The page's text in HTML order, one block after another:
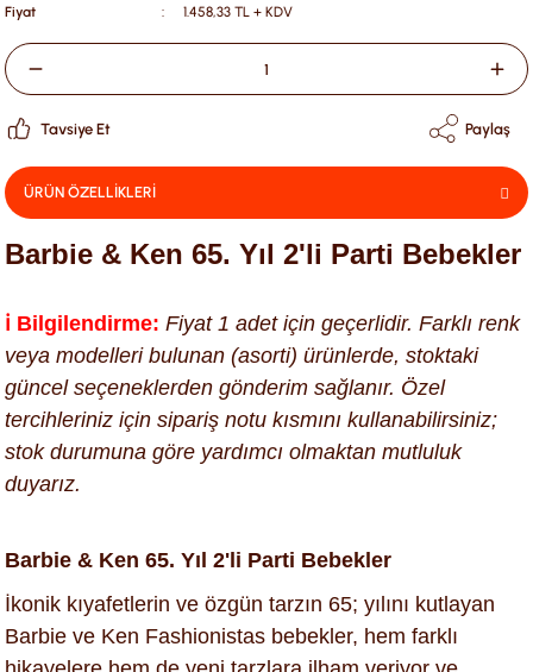
Fiyat
1.458,33 TL + KDV
Tavsiye Et Paylaş
ÜRÜN ÖZELLİKLERİ
Barbie & Ken 65. Yıl 2'li Parti Bebekler
ℹ️ Bilgilendirme: Fiyat 1 adet için geçerlidir. Farklı renk
veya modelleri bulunan (asorti) ürünlerde, stoktaki
güncel seçeneklerden gönderim sağlanır. Özel
tercihleriniz için sipariş notu kısmını kullanabilirsiniz;
stok durumuna göre yardımcı olmaktan mutluluk
duyarız.
Barbie & Ken 65. Yıl 2'li Parti Bebekler
İkonik kıyafetlerin ve özgün tarzın 65; yılını kutlayan
Barbie ve Ken Fashionistas bebekler, hem farklı